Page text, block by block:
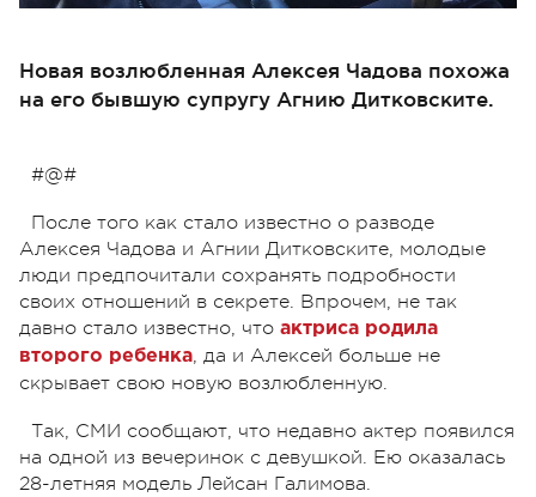
Новая возлюбленная Алексея Чадова похожа
на его бывшую супругу Агнию Дитковските.
#@#
После того как стало известно о разводе
Алексея Чадова и Агнии Дитковските, молодые
люди предпочитали сохранять подробности
своих отношений в секрете. Впрочем, не так
давно стало известно, что актриса родила
второго ребенка, да и Алексей больше не
скрывает свою новую возлюбленную.
Так, СМИ сообщают, что недавно актер появился
на одной из вечеринок с девушкой. Ею оказалась
28-летняя модель Лейсан Галимова.